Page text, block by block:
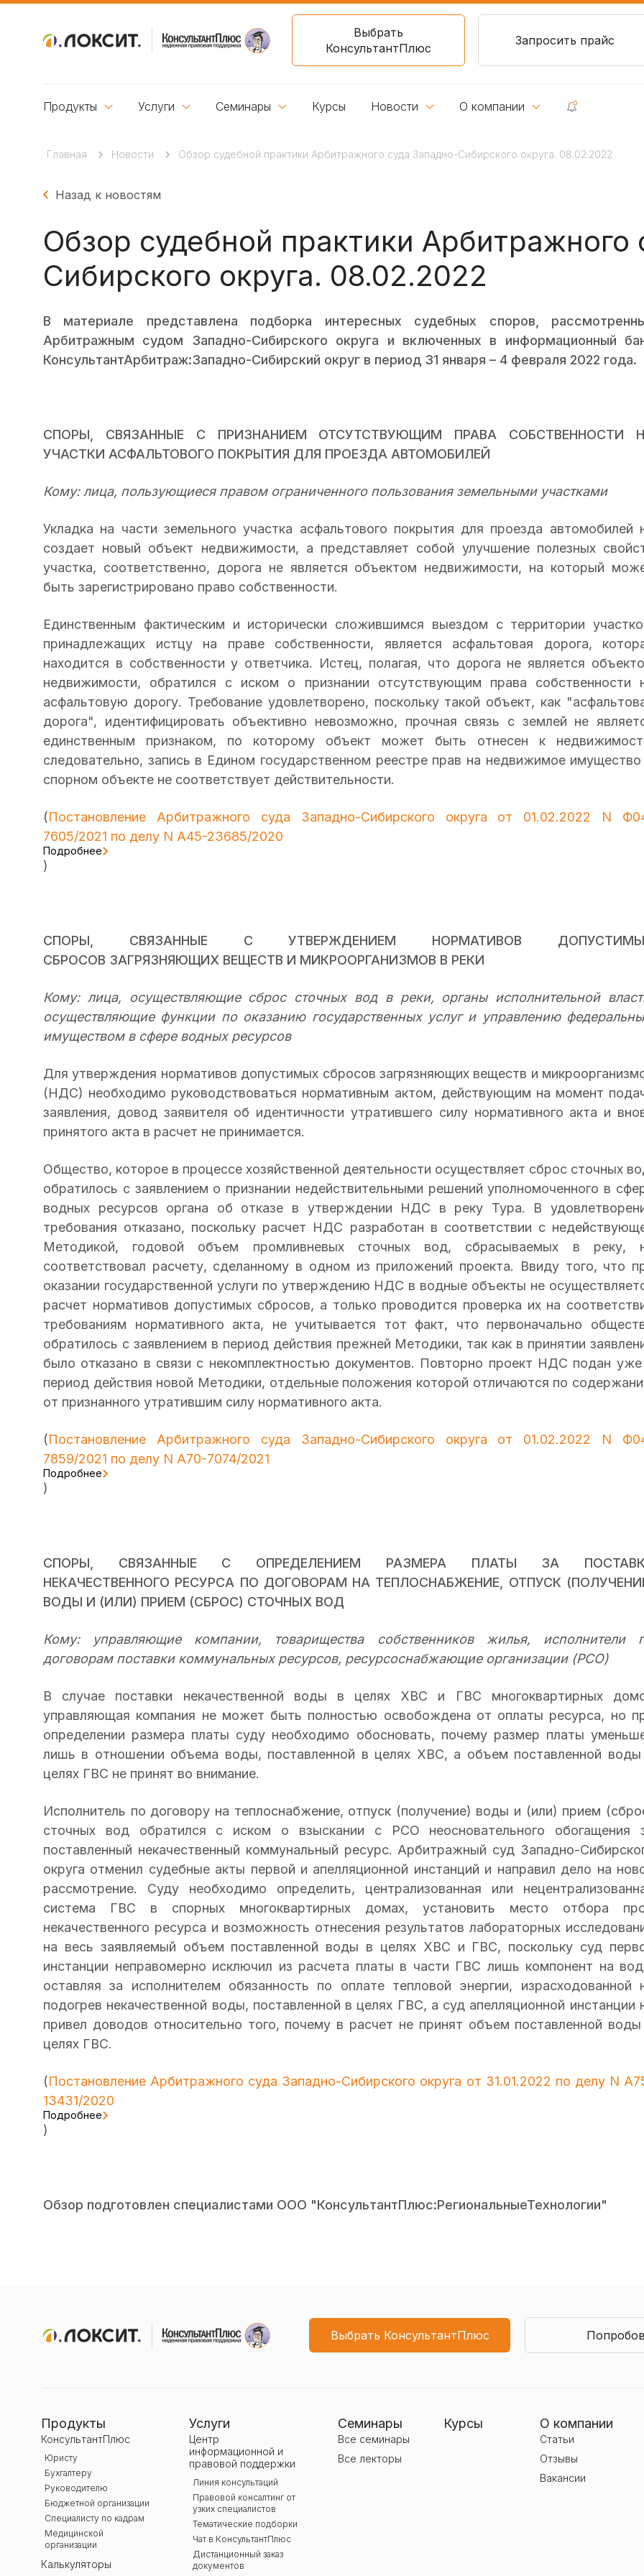
Выбрать
КонсультантПлюс
Запросить прайс
Продукты Услуги Семинары Курсы Новости О компании
Главная Новости Обзор судебной практики Арбитражного суда Западно-Сибирского округа. 08.02.2022
Назад к новостям
Обзор судебной практики Арбитражного
Сибирского округа. 08.02.2022
В материале представлена подборка интересных судебных споров,
Арбитражным судом Западно-Сибирского округа и включенных в информационный
КонсультантАрбитраж:Западно-Сибирский округ в период 31 января – 4 февраля 2022 года.
СПОРЫ, СВЯЗАННЫЕ С ПРИЗНАНИЕМ ОТСУТСТВУЮЩИМ ПРАВА СОБСТВЕННОСТИ
УЧАСТКИ АСФАЛЬТОВОГО ПОКРЫТИЯ ДЛЯ ПРОЕЗДА АВТОМОБИЛЕЙ
Кому: лица, пользующиеся правом ограниченного пользования земельными участками
Укладка на части земельного участка асфальтового покрытия для проезда автомобилей
создает новый объект недвижимости, а представляет собой улучшение полезных
участка, соответственно, дорога не является объектом недвижимости, на который
быть зарегистрировано право собственности.
Единственным фактическим и исторически сложившимся выездом с территории
принадлежащих истцу на праве собственности, является асфальтовая дорога,
находится в собственности у ответчика. Истец, полагая, что дорога не является
недвижимости, обратился с иском о признании отсутствующим права собственности
асфальтовую дорогу. Требование удовлетворено, поскольку такой объект, как
дорога", идентифицировать объективно невозможно, прочная связь с землей не
единственным признаком, по которому объект может быть отнесен к
следовательно, запись в Едином государственном реестре прав на недвижимое
спорном объекте не соответствует действительности.
(Постановление Арбитражного суда Западно-Сибирского округа от 01.02.2022 N
7605/2021 по делу N А45-23685/2020
Подробнее
)
СПОРЫ, СВЯЗАННЫЕ С УТВЕРЖДЕНИЕМ НОРМАТИВОВ
СБРОСОВ ЗАГРЯЗНЯЮЩИХ ВЕЩЕСТВ И МИКРООРГАНИЗМОВ В РЕКИ
Кому: лица, осуществляющие сброс сточных вод в реки, органы исполнительной
осуществляющие функции по оказанию государственных услуг и управлению
имуществом в сфере водных ресурсов
Для утверждения нормативов допустимых сбросов загрязняющих веществ и
(НДС) необходимо руководствоваться нормативным актом, действующим на момент
заявления, довод заявителя об идентичности утратившего силу нормативного акта и
принятого акта в расчет не принимается.
Общество, которое в процессе хозяйственной деятельности осуществляет сброс сточных
обратилось с заявлением о признании недействительными решений уполномоченного в
водных ресурсов органа об отказе в утверждении НДС в реку Тура. В
требования отказано, поскольку расчет НДС разработан в соответствии с
Методикой, годовой объем промливневых сточных вод, сбрасываемых в реку,
соответствовал расчету, сделанному в одном из приложений проекта. Ввиду того, что
оказании государственной услуги по утверждению НДС в водные объекты не
расчет нормативов допустимых сбросов, а только проводится проверка их на
требованиям нормативного акта, не учитывается тот факт, что первоначально
обратилось с заявлением в период действия прежней Методики, так как в принятии
было отказано в связи с некомплектностью документов. Повторно проект НДС подан
период действия новой Методики, отдельные положения которой отличаются по
от признанного утратившим силу нормативного акта.
(Постановление Арбитражного суда Западно-Сибирского округа от 01.02.2022 N
7859/2021 по делу N А70-7074/2021
Подробнее
)
СПОРЫ, СВЯЗАННЫЕ С ОПРЕДЕЛЕНИЕМ РАЗМЕРА ПЛАТЫ ЗА
НЕКАЧЕСТВЕННОГО РЕСУРСА ПО ДОГОВОРАМ НА ТЕПЛОСНАБЖЕНИЕ, ОТПУСК
ВОДЫ И (ИЛИ) ПРИЕМ (СБРОС) СТОЧНЫХ ВОД
Кому: управляющие компании, товарищества собственников жилья, исполнители
договорам поставки коммунальных ресурсов, ресурсоснабжающие организации (РСО)
В случае поставки некачественной воды в целях ХВС и ГВС многоквартирных
управляющая компания не может быть полностью освобождена от оплаты ресурса, но
определении размера платы суду необходимо обосновать, почему размер платы
лишь в отношении объема воды, поставленной в целях ХВС, а объем поставленной воды
целях ГВС не принят во внимание.
Исполнитель по договору на теплоснабжение, отпуск (получение) воды и (или) прием
сточных вод обратился с иском о взыскании с РСО неосновательного обогащения
поставленный некачественный коммунальный ресурс. Арбитражный суд Западно-
округа отменил судебные акты первой и апелляционной инстанций и направил дело на
рассмотрение. Суду необходимо определить, централизованная или
система ГВС в спорных многоквартирных домах, установить место отбора
некачественного ресурса и возможность отнесения результатов лабораторных
на весь заявляемый объем поставленной воды в целях ХВС и ГВС, поскольку суд
инстанции неправомерно исключил из расчета платы в части ГВС лишь компонент на
оставляя за исполнителем обязанность по оплате тепловой энергии, израсходованной
подогрев некачественной воды, поставленной в целях ГВС, а суд апелляционной инстанции
привел доводов относительно того, почему в расчет не принят объем поставленной
целях ГВС.
(Постановление Арбитражного суда Западно-Сибирского округа от 31.01.2022 по делу N
13431/2020
Подробнее
)
Обзор подготовлен специалистами ООО "КонсультантПлюс:РегиональныеТехнологии"
Выбрать КонсультантПлюс
Продукты
КонсультантПлюс
Юристу
Бухгалтеру
Руководителю
Бюджетной организации
Специалисту по кадрам
Медицинской
организации
Калькуляторы
Услуги
Центр
информационной и
правовой поддержки
Линия консультаций
Правовой консалтинг от
узких специалистов
Тематические подборки
Чат в КонсультантПлюс
Дистанционный заказ
документов
Семинары
Все семинары
Все лекторы
Курсы О компании
Статьи
Отзывы
Вакансии